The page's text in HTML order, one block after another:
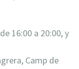
16:00 a 20:00, y
Camp de